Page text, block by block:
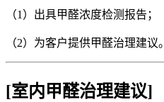
（1）出具甲醛浓度检测报告；
（2）为客户提供甲醛治理建议。
[室内甲醛治理建议]